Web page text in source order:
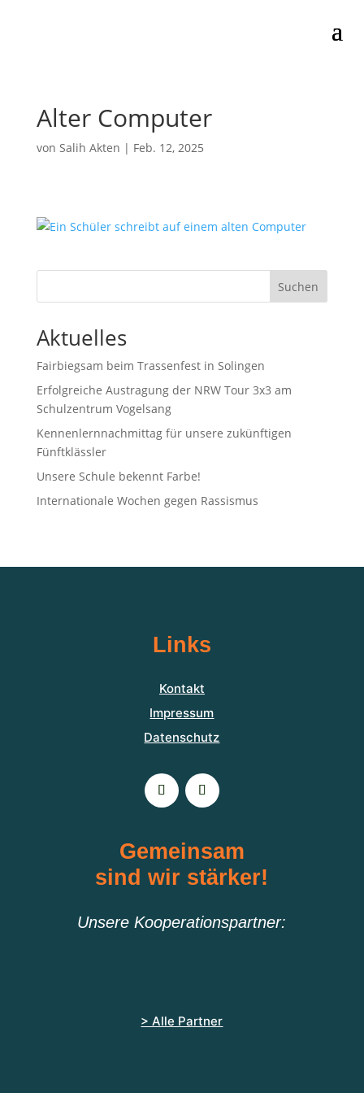
Alter Computer
von Salih Akten | Feb. 12, 2025
Suchen
Aktuelles
Fairbiegsam beim Trassenfest in Solingen
Erfolgreiche Austragung der NRW Tour 3x3 am
Schulzentrum Vogelsang
Kennenlernnachmittag für unsere zukünftigen
Fünftklässler
Unsere Schule bekennt Farbe!
Internationale Wochen gegen Rassismus
Links
Kontakt
Impressum
Datenschutz
Gemeinsam
sind wir stärker!
Unsere Kooperationspartner:
> Alle Partner